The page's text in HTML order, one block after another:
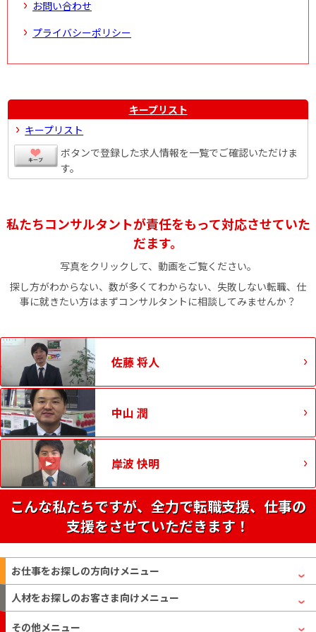
お問い合わせ
プライバシーポリシー
キープリスト
キープリスト
ボタンで登録した求人情報を一覧でご確認いただけま
す。
私たちコンサルタントが責任をもって対応させていた
だます。
写真をクリックして、動画をご覧ください。
探し方がわからない、数が多くてわからない、失敗しない転職、仕
事に就きたい方はまずコンサルタントに相談してみませんか？
佐藤 将人
中山 潤
岸波 快明
こんな私たちですが、全力で転職支援、仕事の
支援をさせていただきます！
お仕事をお探しの方向けメニュー
人材をお探しのお客さま向けメニュー
その他メニュー